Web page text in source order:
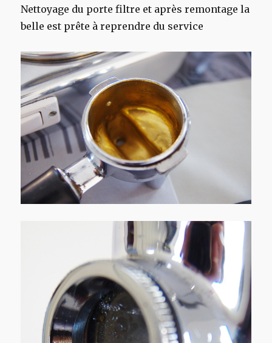
Nettoyage du porte filtre et après remontage la
belle est prête à reprendre du service